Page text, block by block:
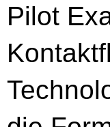
Pilot